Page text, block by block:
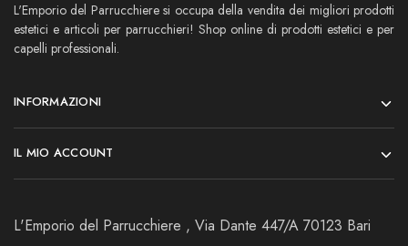
L'Emporio del Parrucchiere si occupa della vendita dei migliori prodotti
estetici e articoli per parrucchieri! Shop online di prodotti estetici e per
capelli professionali.
INFORMAZIONI
IL MIO ACCOUNT
L'Emporio del Parrucchiere , Via Dante 447/A 70123 Bari